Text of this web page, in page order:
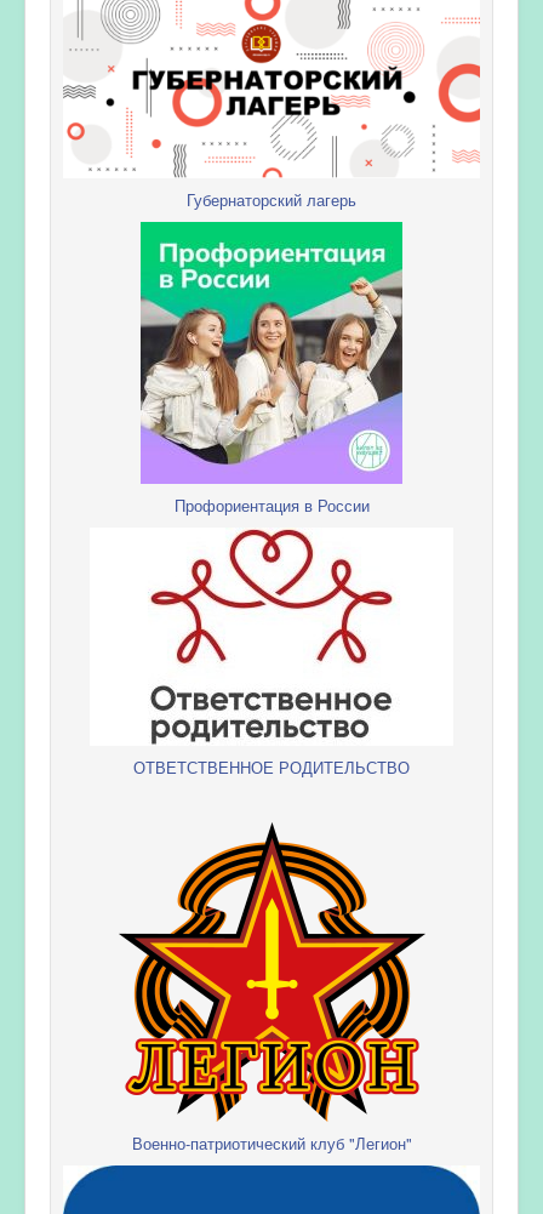
Губернаторский лагерь
Профориентация в России
ОТВЕТСТВЕННОЕ РОДИТЕЛЬСТВО
Военно-патриотический клуб "Легион"